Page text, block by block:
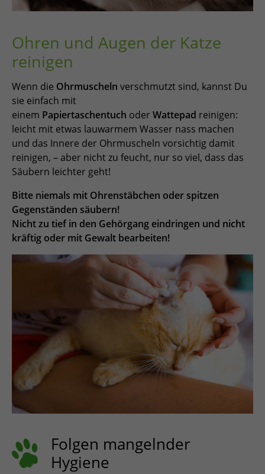
Ohren und Augen der Katze
reinigen
Wenn die Ohrmuscheln verschmutzt sind, kannst Du
sie einfach mit
einem Papiertaschentuch oder Wattepad reinigen:
leicht mit etwas lauwarmem Wasser nass machen
und das Innere der Ohrmuscheln vorsichtig damit
reinigen, – aber nicht zu feucht, nur so viel, dass das
Säubern leichter geht!
Bitte niemals mit Ohrenstäbchen oder spitzen
Gegenständen säubern!
Nicht zu tief in den Gehörgang eindringen und nicht
kräftig oder mit Gewalt bearbeiten!
Folgen mangelnder
Hygiene